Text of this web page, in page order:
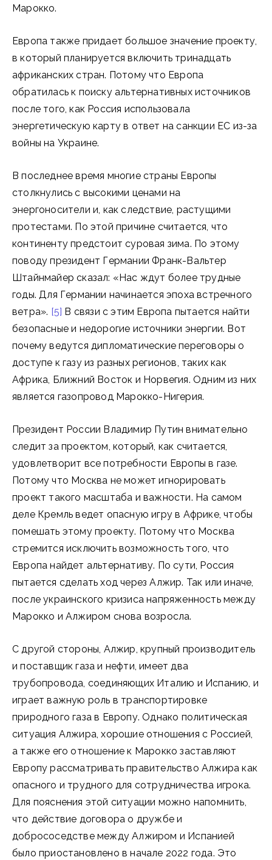
Марокко.
Европа также придает большое значение проекту,
в который планируется включить тринадцать
африканских стран. Потому что Европа
обратилась к поиску альтернативных источников
после того, как Россия использовала
энергетическую карту в ответ на санкции ЕС из-за
войны на Украине.
В последнее время многие страны Европы
столкнулись с высокими ценами на
энергоносители и, как следствие, растущими
протестами. По этой причине считается, что
континенту предстоит суровая зима. По этому
поводу президент Германии Франк-Вальтер
Штайнмайер сказал: «Нас ждут более трудные
годы. Для Германии начинается эпоха встречного
ветра». [5] В связи с этим Европа пытается найти
безопасные и недорогие источники энергии. Вот
почему ведутся дипломатические переговоры о
доступе к газу из разных регионов, таких как
Африка, Ближний Восток и Норвегия. Одним из них
является газопровод Марокко-Нигерия.
Президент России Владимир Путин внимательно
следит за проектом, который, как считается,
удовлетворит все потребности Европы в газе.
Потому что Москва не может игнорировать
проект такого масштаба и важности. На самом
деле Кремль ведет опасную игру в Африке, чтобы
помешать этому проекту. Потому что Москва
стремится исключить возможность того, что
Европа найдет альтернативу. По сути, Россия
пытается сделать ход через Алжир. Так или иначе,
после украинского кризиса напряженность между
Марокко и Алжиром снова возросла.
С другой стороны, Алжир, крупный производитель
и поставщик газа и нефти, имеет два
трубопровода, соединяющих Италию и Испанию, и
играет важную роль в транспортировке
природного газа в Европу. Однако политическая
ситуация Алжира, хорошие отношения с Россией,
а также его отношение к Марокко заставляют
Европу рассматривать правительство Алжира как
опасного и трудного для сотрудничества игрока.
Для пояснения этой ситуации можно напомнить,
что действие договора о дружбе и
добрососедстве между Алжиром и Испанией
было приостановлено в начале 2022 года. Это